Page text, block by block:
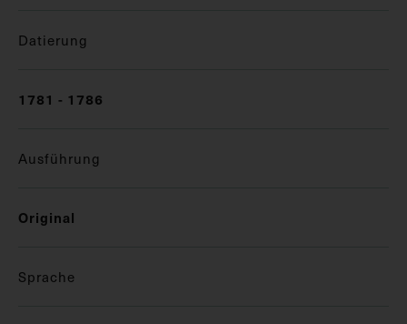
Datierung
1781 - 1786
Ausführung
Original
Sprache